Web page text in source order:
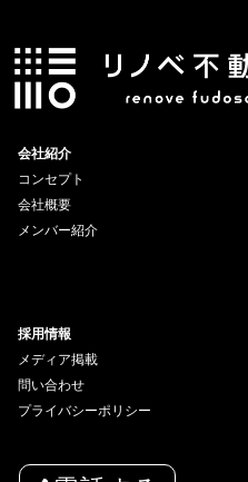
会社紹介
コンセプト
会社概要
メンバー紹介
採用情報
メディア掲載
問い合わせ
プライバシーポリシー